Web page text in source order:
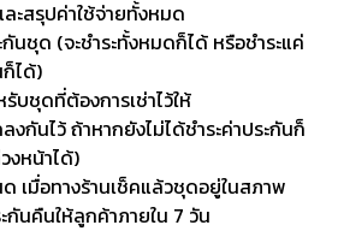
ละสรุปค่าใช้จ่ายทั้งหมด
กันชุด (จะชำระทั้งหมดก็ได้ หรือชำระแค่
ก็ได้)
บชุดที่ต้องการเช่าไว้ให้
กันไว้ ถ้าหากยังไม่ได้ชำระค่าประกันก็
งหน้าได้)
เมื่อทางร้านเช็คแล้วชุดอยู่ในสภาพ
นคืนให้ลูกค้าภายใน 7 วัน